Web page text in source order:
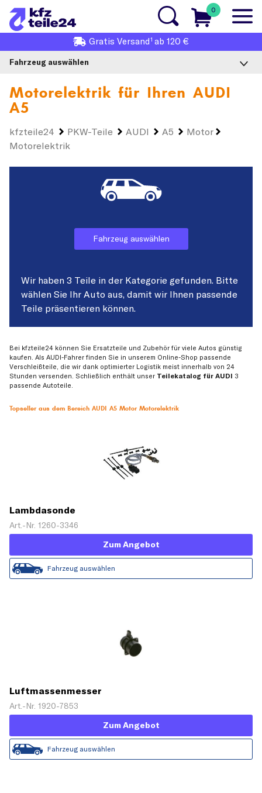
0
Gratis Versand1 ab 120 €
Fahrzeug auswählen
Motorelektrik für Ihren AUDI
A5
kfzteile24 PKW-Teile AUDI A5
Motor
Motorelektrik
Fahrzeug auswählen
Wir haben 3 Teile in der Kategorie gefunden. Bitte
wählen Sie Ihr Auto aus, damit wir Ihnen passende
Teile präsentieren können.
Bei kfzteile24 können Sie Ersatzteile und Zubehör für viele Autos günstig
kaufen. Als AUDI-Fahrer finden Sie in unserem Online-Shop passende
Verschleißteile, die wir dank optimierter Logistik meist innerhalb von 24
Stunden versenden. Schließlich enthält unser Teilekatalog für AUDI 3
passende Autoteile.
Topseller aus dem Bereich AUDI A5 Motor Motorelektrik
Lambdasonde
Art.-Nr. 1260-3346
Zum Angebot
Fahrzeug auswählen
Luftmassenmesser
Art.-Nr. 1920-7853
Zum Angebot
Fahrzeug auswählen